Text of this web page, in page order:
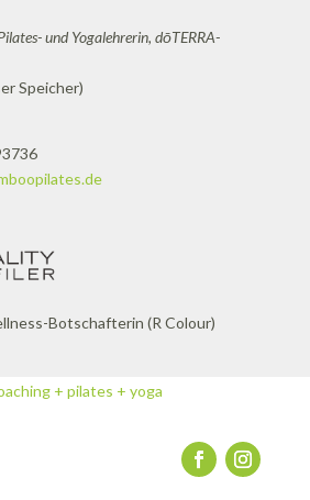
und Yogalehrerin, dōTERRA-
Speicher)